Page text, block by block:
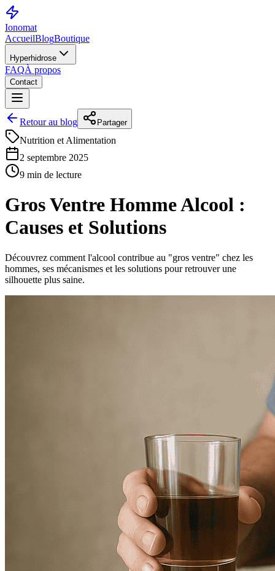
Ionomat
AccueilBlogBoutique
Hyperhidrose
FAQÀ propos
Contact
Retour au blog Partager
Nutrition et Alimentation
2 septembre 2025
9 min de lecture
Gros Ventre Homme Alcool :
Causes et Solutions
Découvrez comment l'alcool contribue au "gros ventre" chez les
hommes, ses mécanismes et les solutions pour retrouver une
silhouette plus saine.